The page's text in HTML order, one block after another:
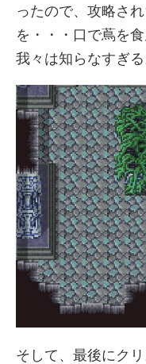
ったので、攻略さ
を・・・口で蔦を
我々は知らなすぎる
そして、最後にク